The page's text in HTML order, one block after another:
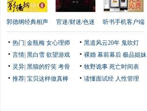
郭德纲经典相声 官迷/财迷/色迷 听书手机客户端
热门 金瓶梅 女心理师 黑道风云20年 鬼吹灯
言情 黑白雪 欲望游戏 裸婚 幕前幕后 极品姐妹
灵异 黑猫的狞笑 考骨 牧野诡事 死亡时间表
推荐 宝贝这样做真棒 读懂面试经 人性管理